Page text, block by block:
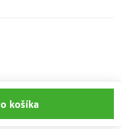
Do košíka